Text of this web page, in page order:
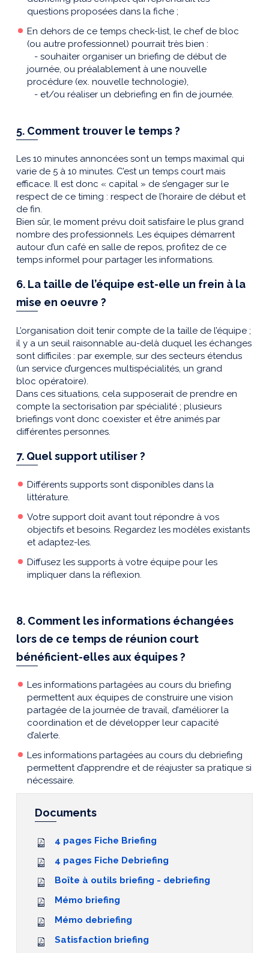
questions proposées dans la fiche ;
En dehors de ce temps check-list, le chef de bloc
(ou autre professionnel) pourrait très bien :
- souhaiter organiser un briefing de début de
journée, ou préalablement à une nouvelle
procédure (ex. nouvelle technologie),
- et/ou réaliser un debriefing en fin de journée.
5. Comment trouver le temps ?
Les 10 minutes annoncées sont un temps maximal qui
varie de 5 à 10 minutes. C’est un temps court mais
efficace. Il est donc « capital » de s’engager sur le
respect de ce timing : respect de l’horaire de début et
de fin.
Bien sûr, le moment prévu doit satisfaire le plus grand
nombre des professionnels. Les équipes démarrent
autour d’un café en salle de repos, profitez de ce
temps informel pour partager les informations.
6. La taille de l’équipe est-elle un frein à la
mise en oeuvre ?
L’organisation doit tenir compte de la taille de l’équipe ;
il y a un seuil raisonnable au-delà duquel les échanges
sont difficiles : par exemple, sur des secteurs étendus
(un service d’urgences multispécialités, un grand
bloc opératoire).
Dans ces situations, cela supposerait de prendre en
compte la sectorisation par spécialité ; plusieurs
briefings vont donc coexister et être animés par
différentes personnes.
7. Quel support utiliser ?
Différents supports sont disponibles dans la
littérature.
Votre support doit avant tout répondre à vos
objectifs et besoins. Regardez les modèles existants
et adaptez-les.
Diffusez les supports à votre équipe pour les
impliquer dans la réflexion.
8. Comment les informations échangées
lors de ce temps de réunion court
bénéficient-elles aux équipes ?
Les informations partagées au cours du briefing
permettent aux équipes de construire une vision
partagée de la journée de travail, d’améliorer la
coordination et de développer leur capacité
d’alerte.
Les informations partagées au cours du debriefing
permettent d’apprendre et de réajuster sa pratique si
nécessaire.
Documents
4 pages Fiche Briefing
4 pages Fiche Debriefing
Boîte à outils briefing - debriefing
Mémo briefing
Mémo debriefing
Satisfaction briefing